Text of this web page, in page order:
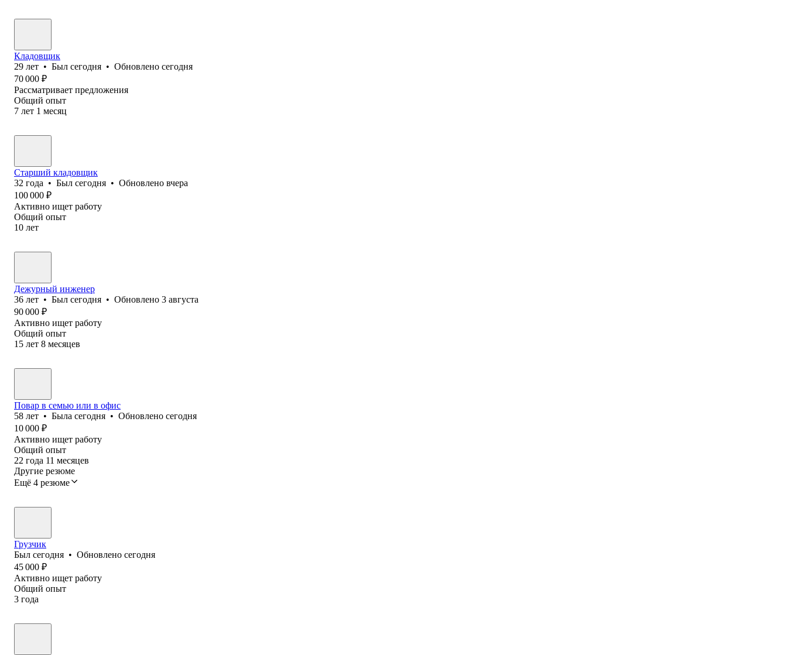
Кладовщик
29 лет • Был сегодня • Обновлено сегодня
70 000 ₽
Рассматривает предложения
Общий опыт
7 лет 1 месяц
Старший кладовщик
32 года • Был сегодня • Обновлено вчера
100 000 ₽
Активно ищет работу
Общий опыт
10 лет
Дежурный инженер
36 лет • Был сегодня • Обновлено 3 августа
90 000 ₽
Активно ищет работу
Общий опыт
15 лет 8 месяцев
Повар в семью или в офис
58 лет • Была сегодня • Обновлено сегодня
10 000 ₽
Активно ищет работу
Общий опыт
22 года 11 месяцев
Другие резюме
Ещё 4 резюме
Грузчик
Был сегодня • Обновлено сегодня
45 000 ₽
Активно ищет работу
Общий опыт
3 года